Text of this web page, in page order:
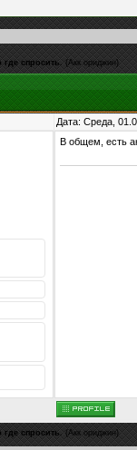
где спросить. (Акк ориджин)
Дата: Среда,
В общем, есть
где спросить. (Акк ориджин)